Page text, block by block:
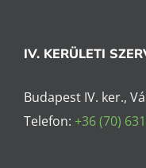
IV. KERÜLETI
Budapest IV. ker.,
Telefon: +36 (70)